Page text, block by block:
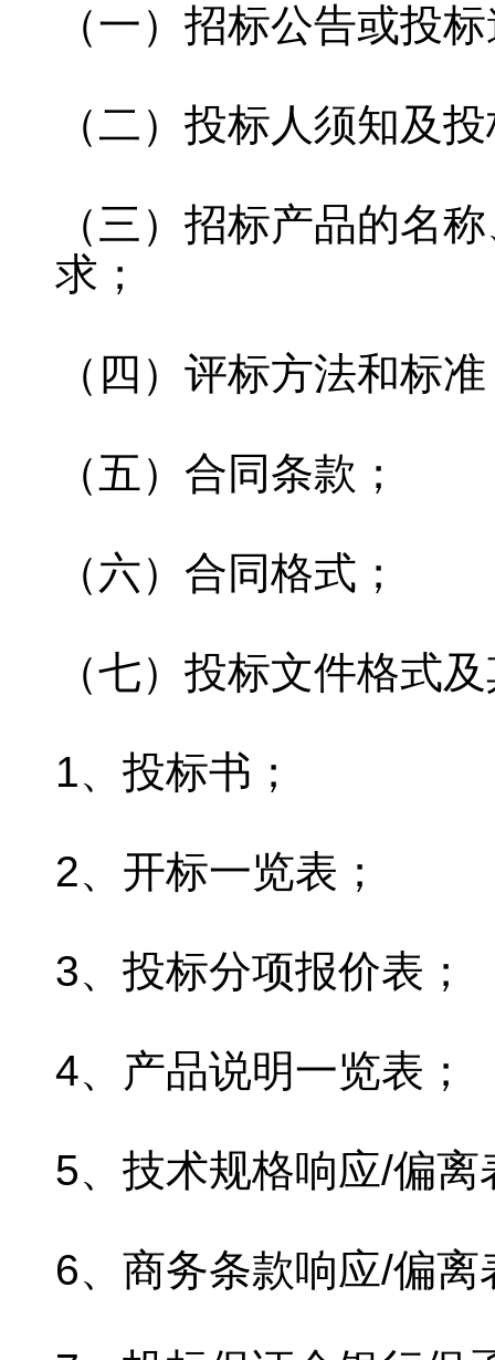
（一）招标公告或投
（二）投标人须知及
（三）招标产品的名
求；
（四）评标方法和标
（五）合同条款；
（六）合同格式；
（七）投标文件格式
1、投标书；
2、开标一览表；
3、投标分项报价表；
4、产品说明一览表；
5、技术规格响应/偏离
6、商务条款响应/偏离